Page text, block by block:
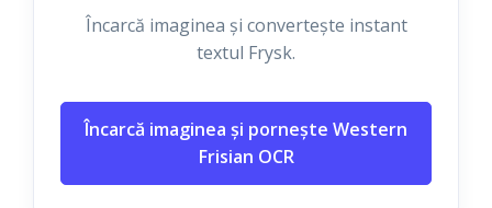
Încarcă imaginea și convertește instant
textul Frysk.
Încarcă imaginea și pornește Western
Frisian OCR